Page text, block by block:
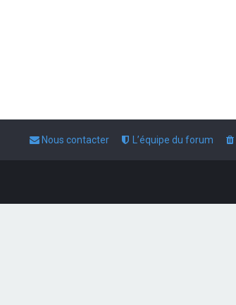
L’équipe du forum
Nous contacter